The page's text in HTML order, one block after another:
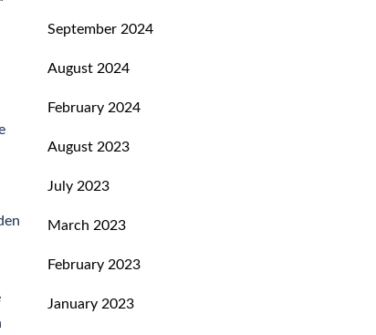
September 2024
August 2024
February 2024
August 2023
July 2023
March 2023
February 2023
January 2023